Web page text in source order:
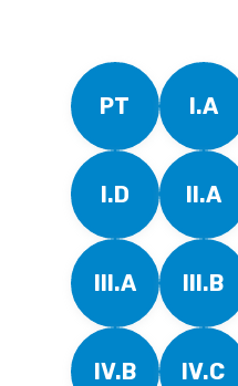
PT I.A
I.D II.A
III.A III.B
IV.B IV.C